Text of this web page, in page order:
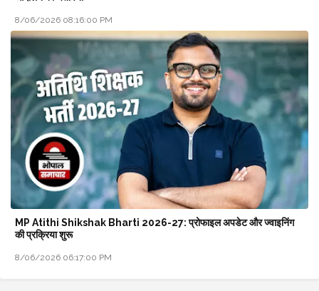
8/06/2026 08:16:00 PM
MP Atithi Shikshak Bharti 2026-27: प्रोफाइल अपडेट और ज्वाइनिंग
की प्रक्रिया शुरू
8/06/2026 06:17:00 PM